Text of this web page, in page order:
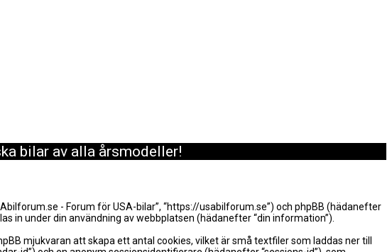
bilar av alla årsmodeller!
- Forum för USA-bilar”, “https://usabilforum.se”) och phpBB (hädanefter
in under din användning av webbplatsen (hädanefter “din information”).
mjukvaran att skapa ett antal cookies, vilket är små textfiler som laddas ner till